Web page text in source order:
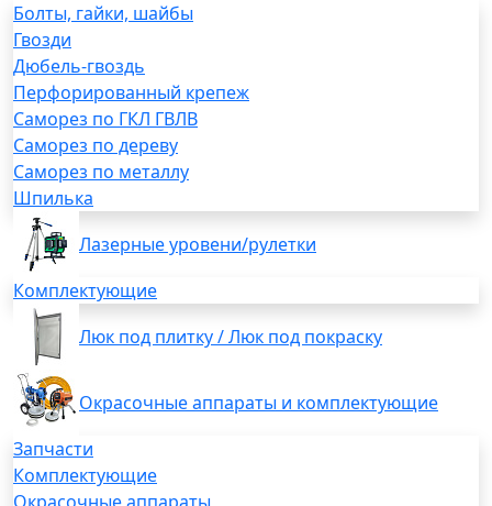
Болты, гайки, шайбы
Гвозди
Дюбель-гвоздь
Перфорированный крепеж
Саморез по ГКЛ ГВЛВ
Саморез по дереву
Саморез по металлу
Шпилька
Лазерные уровени/рулетки
Комплектующие
Люк под плитку / Люк под покраску
Окрасочные аппараты и комплектующие
Запчасти
Комплектующие